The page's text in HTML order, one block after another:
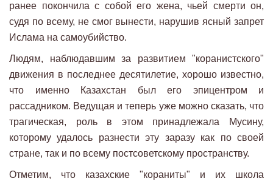
ранее покончила с собой его жена, чьей смерти он,
судя по всему, не смог вынести, нарушив ясный запрет
Ислама на самоубийство.
Людям, наблюдавшим за развитием "коранистского"
движения в последнее десятилетие, хорошо известно,
что именно Казахстан был его эпицентром и
рассадником. Ведущая и теперь уже можно сказать, что
трагическая, роль в этом принадлежала Мусину,
которому удалось разнести эту заразу как по своей
стране, так и по всему постсоветскому пространству.
Отметим, что казахские "кораниты" и их школа